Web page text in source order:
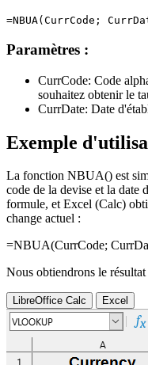
Paramètres :
CurrCode: Code
souhaitez obtenir le
CurrDate: Date
Exemple
La fonction NBUA() est
code de la devise et la date
formule, et Excel (Calc)
change actuel :
=NBUA(CurrCode;
Nous obtiendrons le
LibreOffice Calc Excel